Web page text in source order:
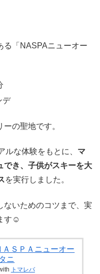
る「NASPAニューオー
デ
の聖地です。
な体験をもとに、 マ
でき、子供がスキーを大
を実行しました。
ないためのコツまで、実
す☺️
ＳＰＡニューオー
タニ
トマレバ